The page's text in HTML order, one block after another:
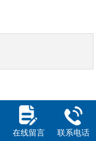
在线留言 联系电话